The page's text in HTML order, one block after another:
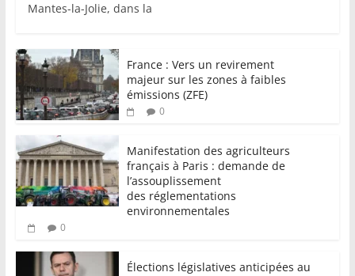
Mantes-la-Jolie, dans la
France : Vers un revirement
majeur sur les zones à faibles
émissions (ZFE)
0
Manifestation des agriculteurs
français à Paris : demande de
l’assouplissement
des réglementations
environnementales
0
Élections législatives anticipées au